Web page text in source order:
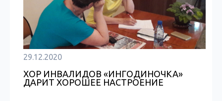
29.12.2020
ХОР ИНВАЛИДОВ «ИНГОДИНОЧКА»
ДАРИТ ХОРОШЕЕ НАСТРОЕНИЕ